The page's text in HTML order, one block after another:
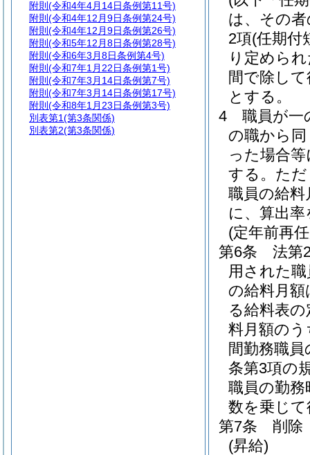
は、その
2項(任期付
り定めら
間で除し
とする。
4
職員が一
の職から
った場合
する。 た
職員の給
に、算出
(定年前再
第6条
法第
用された職
の給料月額
る給料表
料月額のう
間勤務職
条第3項の
職員の勤
数を乗じ
第7条
削除
(昇給)
附則 (令和4年4月14日条例第11号)
附則 (令和4年12月9日条例第24号)
附則 (令和4年12月9日条例第26号)
附則 (令和5年12月8日条例第28号)
附則 (令和6年3月8日条例第4号)
附則 (令和7年1月22日条例第1号)
附則 (令和7年3月14日条例第7号)
附則 (令和7年3月14日条例第17号)
附則 (令和8年1月23日条例第3号)
別表第1(第3条関係)
別表第2(第3条関係)